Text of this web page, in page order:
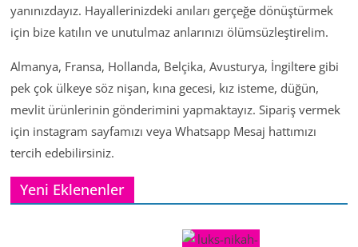
yanınızdayız. Hayallerinizdeki anıları gerçeğe dönüştürmek
için bize katılın ve unutulmaz anlarınızı ölümsüzleştirelim.
Almanya, Fransa, Hollanda, Belçika, Avusturya, İngiltere gibi
pek çok ülkeye söz nişan, kına gecesi, kız isteme, düğün,
mevlit ürünlerinin gönderimini yapmaktayız. Sipariş vermek
için instagram sayfamızı veya Whatsapp Mesaj hattımızı
tercih edebilirsiniz.
Yeni Eklenenler